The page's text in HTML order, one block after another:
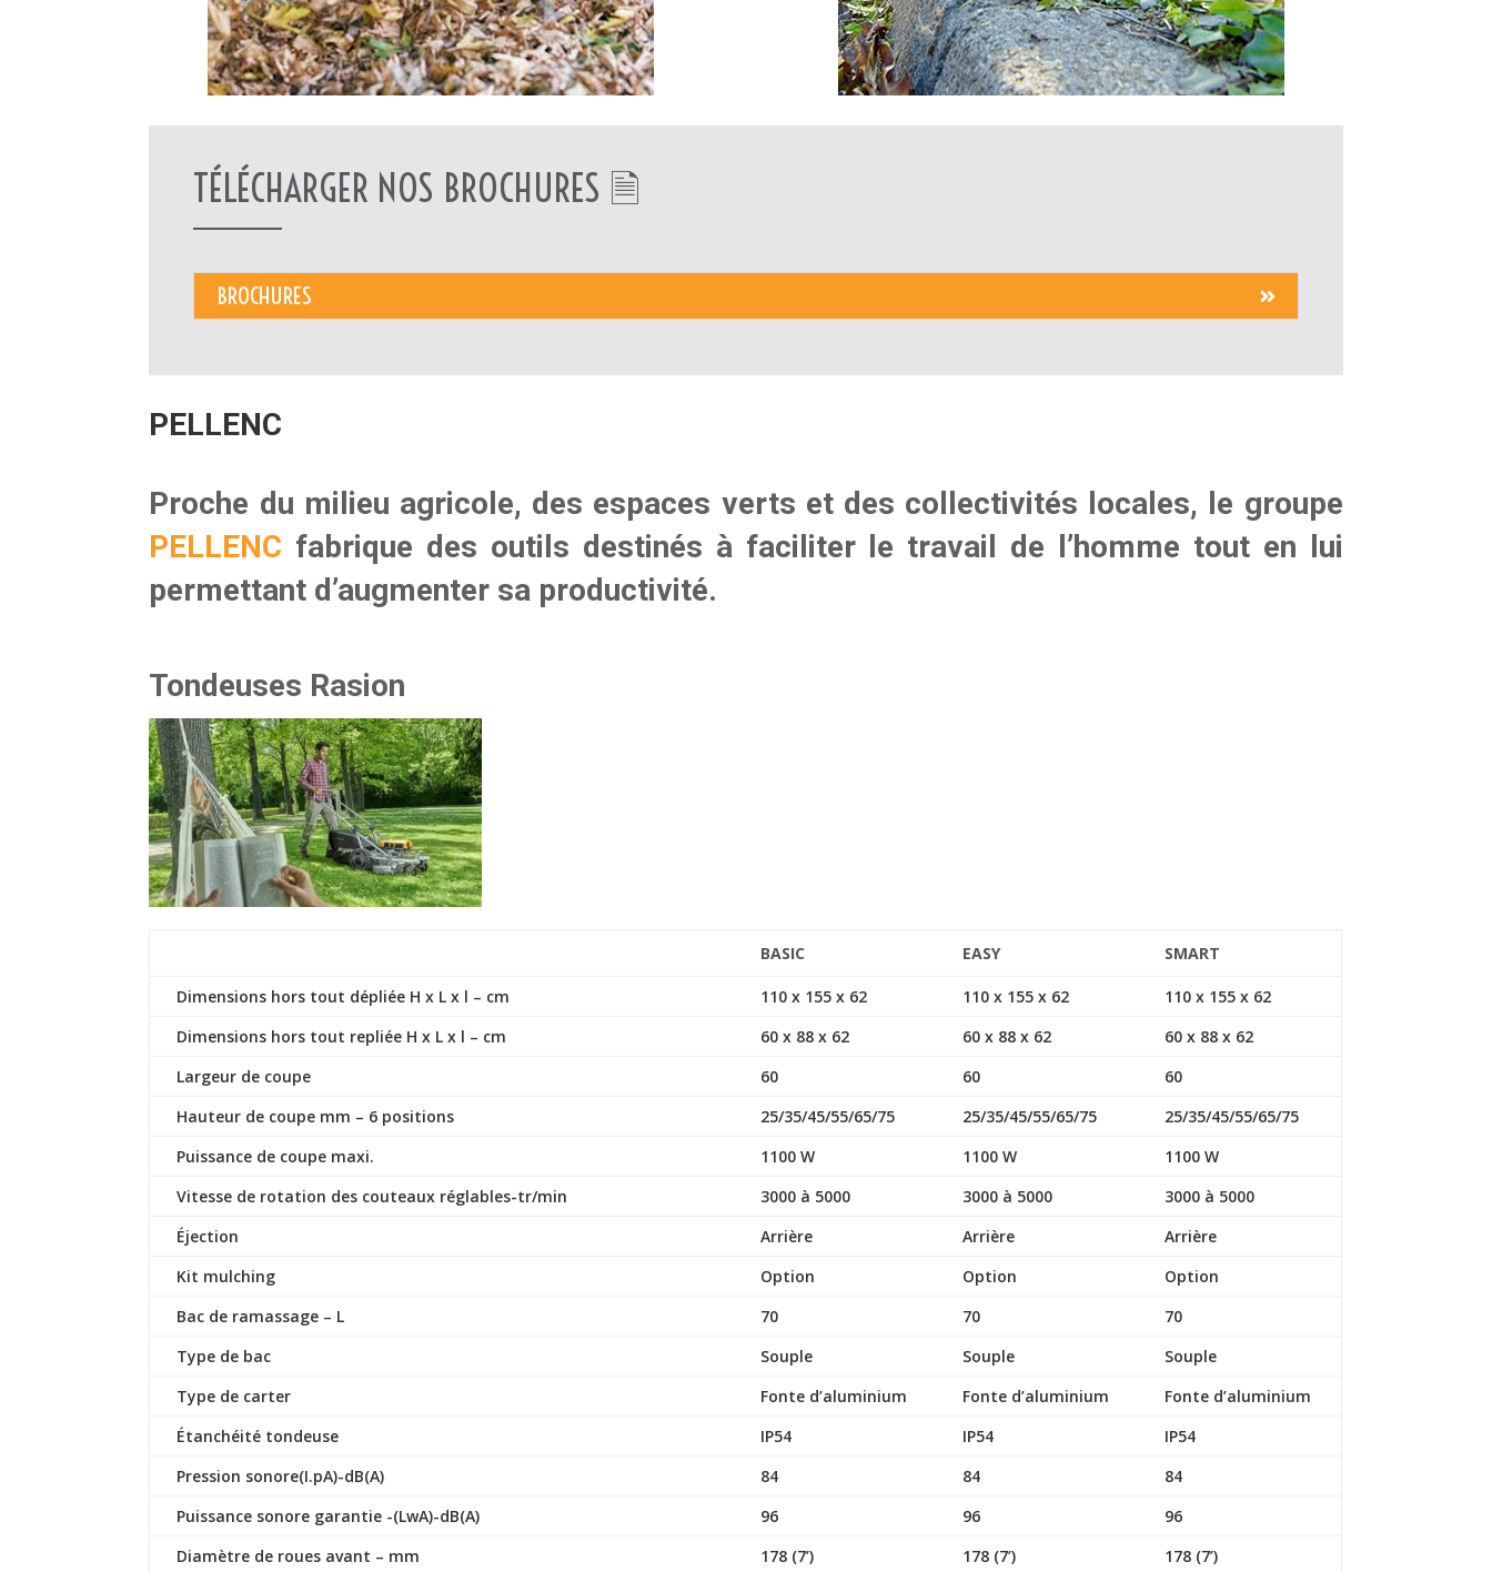
TÉLÉCHARGER NOS BROCHURES 🗎
BROCHURES
PELLENC
Proche du milieu agricole, des espaces verts et des collectivités locales, le groupe
PELLENC fabrique des outils destinés à faciliter le travail de l’homme tout en lui
permettant d’augmenter sa productivité.
Tondeuses Rasion
BASIC EASY SMART
Dimensions hors tout dépliée H x L x l – cm 110 x 155 x 62 110 x 155 x 62
110 x 155 x 62
Dimensions hors tout repliée H x L x l – cm
60 x 88 x 62 60 x 88 x 62
60 x 88 x 62
Largeur de coupe
60 60
60
Hauteur de coupe mm – 6 positions
25/35/45/55/65/75 25/35/45/55/65/75
25/35/45/55/65/75
Puissance de coupe maxi.
1100 W 1100 W
1100 W
Vitesse de rotation des couteaux réglables-tr/min
3000 à 5000 3000 à 5000
3000 à 5000
Éjection
Arrière Arrière
Arrière
Kit mulching
Option Option
Option
Bac de ramassage – L
70 70
70
Type de bac
Souple Souple
Souple
Type de carter
Fonte d’aluminium Fonte d’aluminium
Fonte d’aluminium
Étanchéité tondeuse
IP54 IP54
IP54
Pression sonore(I.pA)-dB(A)
84 84
84
Puissance sonore garantie -(LwA)-dB(A)
96 96
96
Diamètre de roues avant – mm
178 (7’) 178 (7’)
178 (7’)